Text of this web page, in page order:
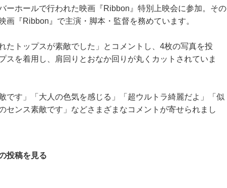
ーホールで行われた映画『Ribbon』特別上映会に参加。その
画『Ribbon』で主演・脚本・監督を務めています。
たトップスが素敵でした」とコメントし、4枚の写真を投
スを着用し、肩回りとおなか回りが丸くカットされていま
です」「大人の色気を感じる」「超ウルトラ綺麗だよ」「似
センス素敵です」などさまざまなコメントが寄せられまし
投稿を見る